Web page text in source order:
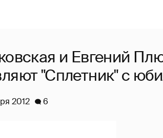
и Евгений
"Сплетник" с
2012 6